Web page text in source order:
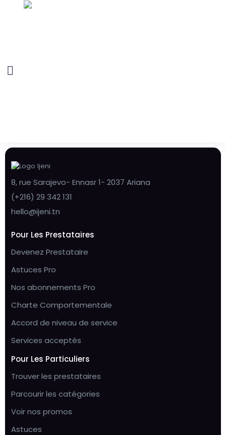
8, rue Sarajevo- Ennasr 1- 2037 Ariana
(+216) 29 342 131
hello@ijeni.tn
Pour Les Prestataires
Devenez Prestataire
Astuces Pro
Nos abonnements Pro
Charte Comportementale
Accord de niveau de service
Services acceptés
Pour Les Particuliers
Trouver les prestataires
Parcourir les catégories
Voir nos promos
Astuces